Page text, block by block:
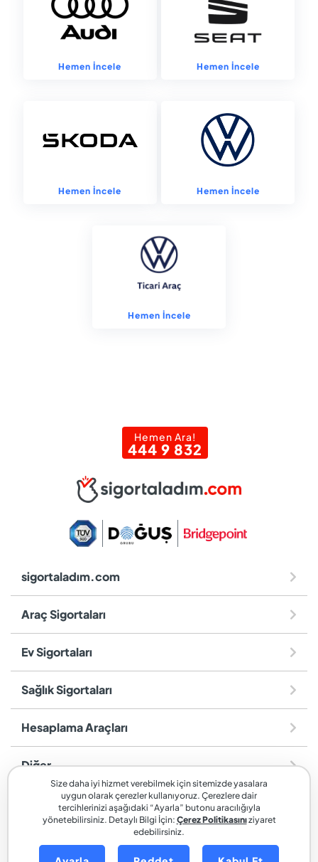
Hemen İncele Hemen İncele
Hemen İncele Hemen İncele
Hemen İncele
Hemen Ara!
444 9 832
sigortaladım.com
Araç Sigortaları
Ev Sigortaları
Sağlık Sigortaları
Hesaplama Araçları
Diğer
sigortaladım.com, SİGORTALADIM SİGORTA VE REASÜRANS
BROKERLİĞİ A.Ş. markasıdır.
Size daha iyi hizmet verebilmek için sitemizde yasalara
uygun olarak çerezler kullanıyoruz. Çerezlere dair
tercihlerinizi aşağıdaki “Ayarla” butonu aracılığıyla
yönetebilirsiniz. Detaylı Bilgi İçin: Çerez Politikasınıziyaret
edebilirsiniz.